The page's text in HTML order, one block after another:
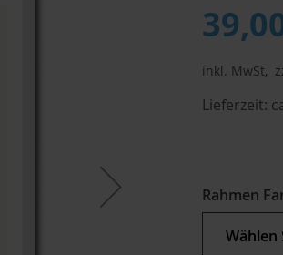
inkl. MwSt,
Lieferzeit:
Rahmen